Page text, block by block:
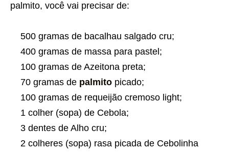
palmito, você vai precisar de:
500 gramas de bacalhau salgado cru;
400 gramas de massa para pastel;
100 gramas de Azeitona preta;
70 gramas de palmito picado;
100 gramas de requeijão cremoso light;
1 colher (sopa) de Cebola;
3 dentes de Alho cru;
2 colheres (sopa) rasa picada de Cebolinha